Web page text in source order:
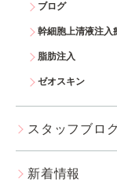
ブログ
幹細胞上清液注入
脂肪注入
ゼオスキン
スタッフブロ
新着情報